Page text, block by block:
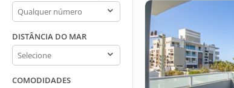
Máximo
de
pessoas
DISTÂNCIA DO MAR
Distância
do
Mar
COMODIDADES